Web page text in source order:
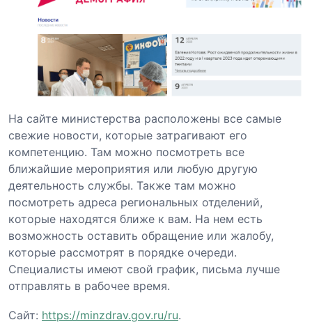
На сайте министерства расположены все самые
свежие новости, которые затрагивают его
компетенцию. Там можно посмотреть все
ближайшие мероприятия или любую другую
деятельность службы. Также там можно
посмотреть адреса региональных отделений,
которые находятся ближе к вам. На нем есть
возможность оставить обращение или жалобу,
которые рассмотрят в порядке очереди.
Специалисты имеют свой график, письма лучше
отправлять в рабочее время.
Сайт: https://minzdrav.gov.ru/ru.